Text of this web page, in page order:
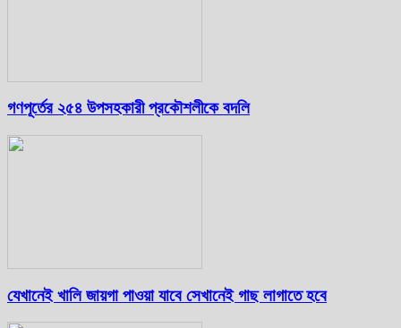
গণপূর্তের ২৫৪ উপসহকারী প্রকৌশলীকে বদলি
যেখানেই খালি জায়গা পাওয়া যাবে সেখানেই গাছ লাগাতে হবে